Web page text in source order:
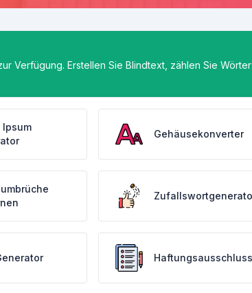
Verfügung. Erstellen Sie Blindtext, zählen Sie Wörter
Ipsum
Gehäusekonverter